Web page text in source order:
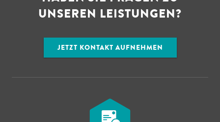
UNSEREN LEISTUNGEN?
JETZT KONTAKT AUFNEHMEN